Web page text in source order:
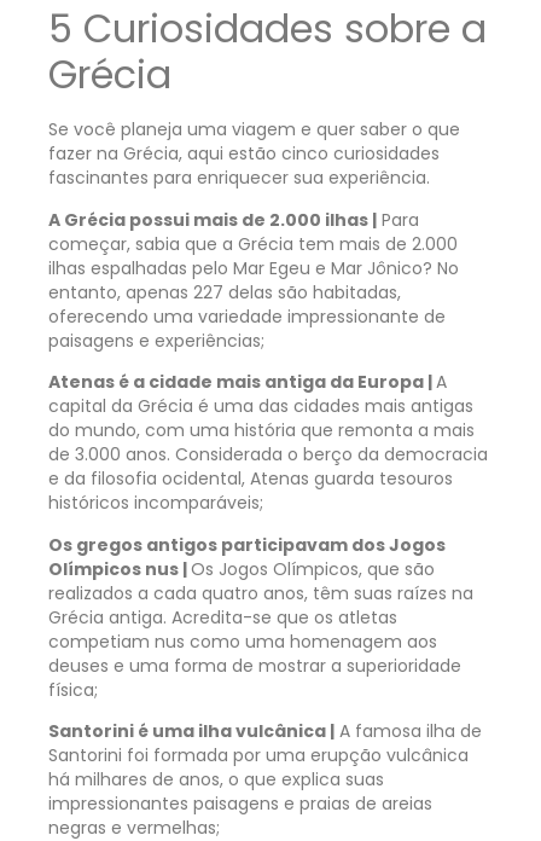
5 Curiosidades sobre a
Grécia
Se você planeja uma viagem e quer saber o que
fazer na Grécia, aqui estão cinco curiosidades
fascinantes para enriquecer sua experiência.
A Grécia possui mais de 2.000 ilhas | Para
começar, sabia que a Grécia tem mais de 2.000
ilhas espalhadas pelo Mar Egeu e Mar Jônico? No
entanto, apenas 227 delas são habitadas,
oferecendo uma variedade impressionante de
paisagens e experiências;
Atenas é a cidade mais antiga da Europa |A
capital da Grécia é uma das cidades mais antigas
do mundo, com uma história que remonta a mais
de 3.000 anos. Considerada o berço da democracia
e da filosofia ocidental, Atenas guarda tesouros
históricos incomparáveis;
Os gregos antigos participavam dos Jogos
Olímpicos nus |Os Jogos Olímpicos, que são
realizados a cada quatro anos, têm suas raízes na
Grécia antiga. Acredita-se que os atletas
competiam nus como uma homenagem aos
deuses e uma forma de mostrar a superioridade
física;
Santorini é uma ilha vulcânica | A famosa ilha de
Santorini foi formada por uma erupção vulcânica
há milhares de anos, o que explica suas
impressionantes paisagens e praias de areias
negras e vermelhas;